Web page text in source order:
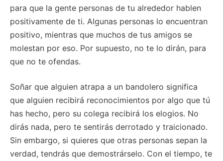
para que la gente personas de tu alrededor hablen
positivamente de ti. Algunas personas lo encuentran
positivo, mientras que muchos de tus amigos se
molestan por eso. Por supuesto, no te lo dirán, para
que no te ofendas.
Soñar que alguien atrapa a un bandolero significa
que alguien recibirá reconocimientos por algo que tú
has hecho, pero su colega recibirá los elogios. No
dirás nada, pero te sentirás derrotado y traicionado.
Sin embargo, si quieres que otras personas sepan la
verdad, tendrás que demostrárselo. Con el tiempo, te